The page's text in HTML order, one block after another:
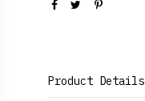
Product Details